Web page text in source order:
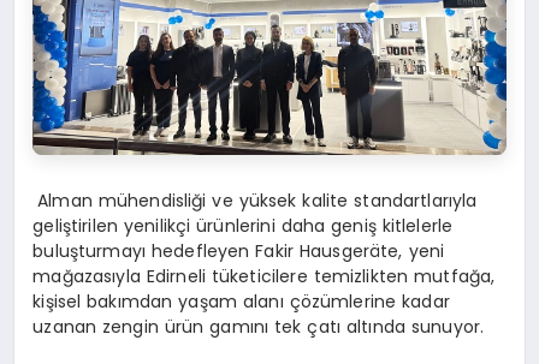
Alman mühendisliği ve yüksek kalite standartlarıyla
geliştirilen yenilikçi ürünlerini daha geniş kitlelerle
buluşturmayı hedefleyen Fakir Hausgeräte, yeni
mağazasıyla Edirneli tüketicilere temizlikten mutfağa,
kişisel bakımdan yaşam alanı çözümlerine kadar
uzanan zengin ürün gamını tek çatı altında sunuyor.